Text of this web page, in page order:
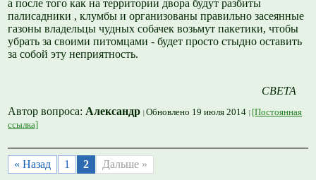
а после того как на территории двора будут разбиты
палисадники , клумбы и организованы правильно засеянные
газоны владельцы чудных собачек возьмут пакетики, чтобы
убрать за своими питомцами - будет просто стыдно оставить
за собой эту неприятность.
СВЕТА
Автор вопроса: Александр Обновлено 19 июля 2014 [Постоянная
ссылка]
« Назад 1 2 Дальше »